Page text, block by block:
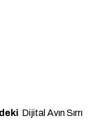
Dijital Avın Sırrı